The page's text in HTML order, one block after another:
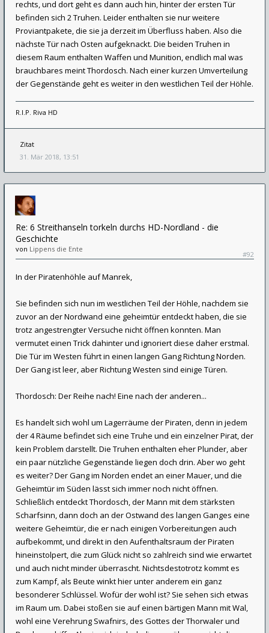
rechts, und dort geht es dann auch hin, hinter der ersten Tür
befinden sich 2 Truhen. Leider enthalten sie nur weitere
Proviantpakete, die sie ja derzeit im Überfluss haben. Also die
nächste Tür nach Osten aufgeknackt. Die beiden Truhen in
diesem Raum enthalten Waffen und Munition, endlich mal was
brauchbares meint Thordosch. Nach einer kurzen Umverteilung
der Gegenstände geht es weiter in den westlichen Teil der Höhle.
R.I.P. Riva HD
Zitat
31. Mär 2018, 13:51
Re: 6 Streithanseln torkeln durchs HD-Nordland - die
Geschichte
#92
von Lippens die Ente
In der Piratenhöhle auf Manrek,
Sie befinden sich nun im westlichen Teil der Höhle, nachdem sie
zuvor an der Nordwand eine geheimtür entdeckt haben, die sie
trotz angestrengter Versuche nicht öffnen konnten. Man
vermutet einen Trick dahinter und ignoriert diese daher erstmal.
Die Tür im Westen führt in einen langen Gang Richtung Norden.
Der Gang ist leer, aber Richtung Westen sind einige Türen.
Thordosch: Der Reihe nach! Eine nach der anderen...
Es handelt sich wohl um Lagerräume der Piraten, denn in jedem
der 4 Räume befindet sich eine Truhe und ein einzelner Pirat, der
kein Problem darstellt. Die Truhen enthalten eher Plunder, aber
ein paar nützliche Gegenstände liegen doch drin. Aber wo geht
es weiter? Der Gang im Norden endet an einer Mauer, und die
Geheimtür im Süden lässt sich immer noch nicht öffnen.
Schließlich entdeckt Thordosch, der Mann mit dem stärksten
Scharfsinn, dann doch an der Ostwand des langen Ganges eine
weitere Geheimtür, die er nach einigen Vorbereitungen auch
aufbekommt, und direkt in den Aufenthaltsraum der Piraten
hineinstolpert, die zum Glück nicht so zahlreich sind wie erwartet
und auch nicht minder überrascht. Nichtsdestotrotz kommt es
zum Kampf, als Beute winkt hier unter anderem ein ganz
besonderer Schlüssel. Wofür der wohl ist? Sie sehen sich etwas
im Raum um. Dabei stoßen sie auf einen bärtigen Mann mit Wal,
wohl eine Verehrung Swafnirs, des Gottes der Thorwaler und